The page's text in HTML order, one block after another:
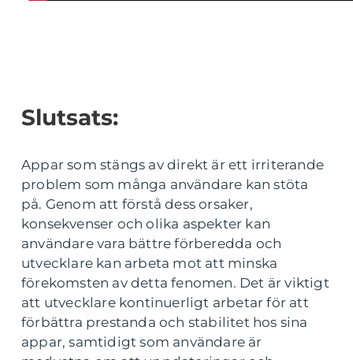
Slutsats:
Appar som stängs av direkt är ett irriterande
problem som många användare kan stöta
på. Genom att förstå dess orsaker,
konsekvenser och olika aspekter kan
användare vara bättre förberedda och
utvecklare kan arbeta mot att minska
förekomsten av detta fenomen. Det är viktigt
att utvecklare kontinuerligt arbetar för att
förbättra prestanda och stabilitet hos sina
appar, samtidigt som användare är